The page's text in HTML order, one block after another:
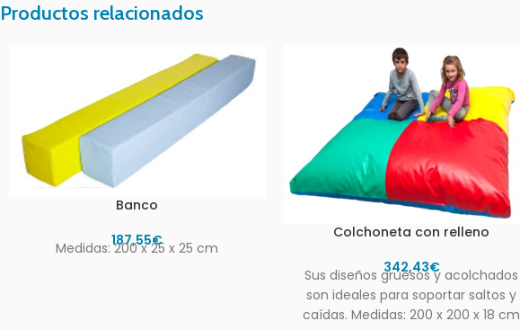
Productos relacionados
Banco
187,55€
Medidas: 200 x 25 x 25 cm
Colchoneta con relleno
342,43€
Sus diseños gruesos y acolchados
son ideales para soportar saltos y
caídas. Medidas: 200 x 200 x 18 cm